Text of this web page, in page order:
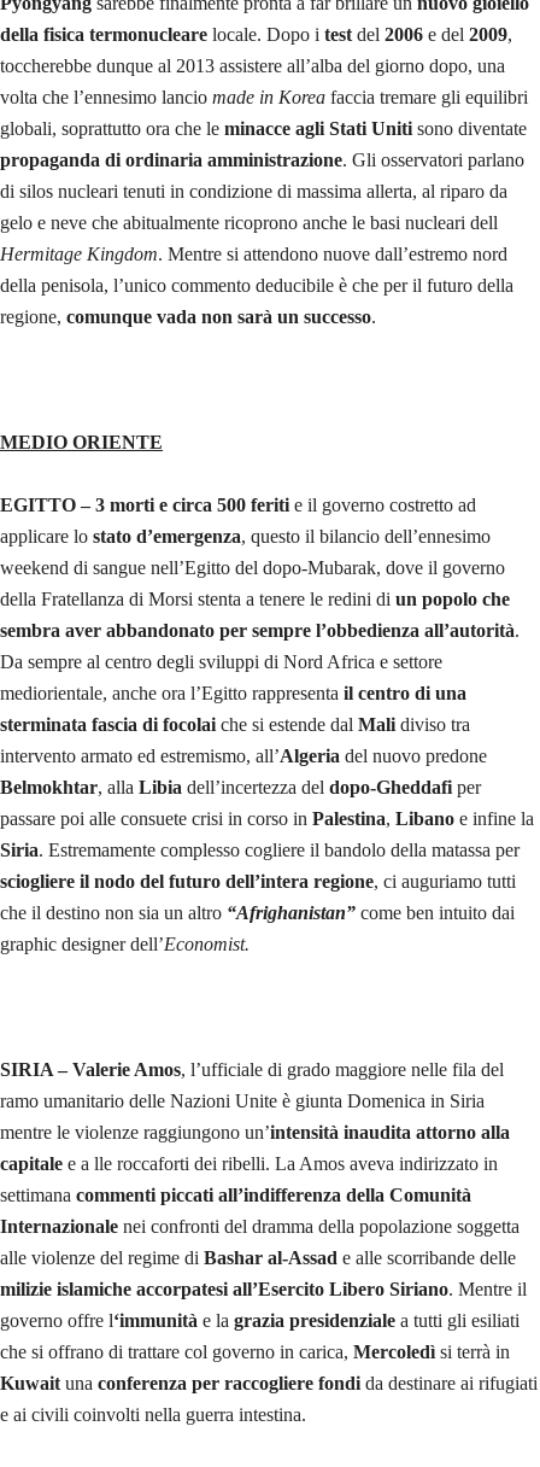
della fisica termonucleare locale. Dopo i test del 2006 e del 2009,
toccherebbe dunque al 2013 assistere all’alba del giorno dopo, una
volta che l’ennesimo lancio made in Korea faccia tremare gli equilibri
globali, soprattutto ora che le minacce agli Stati Uniti sono diventate
propaganda di ordinaria amministrazione. Gli osservatori parlano
di silos nucleari tenuti in condizione di massima allerta, al riparo da
gelo e neve che abitualmente ricoprono anche le basi nucleari dell
Hermitage Kingdom. Mentre si attendono nuove dall’estremo nord
della penisola, l’unico commento deducibile è che per il futuro della
regione, comunque vada non sarà un successo.
MEDIO ORIENTE
EGITTO – 3 morti e circa 500 feriti e il governo costretto ad
applicare lo stato d’emergenza, questo il bilancio dell’ennesimo
weekend di sangue nell’Egitto del dopo-Mubarak, dove il governo
della Fratellanza di Morsi stenta a tenere le redini di un popolo che
sembra aver abbandonato per sempre l’obbedienza all’autorità.
Da sempre al centro degli sviluppi di Nord Africa e settore
mediorientale, anche ora l’Egitto rappresenta il centro di una
sterminata fascia di focolai che si estende dal Mali diviso tra
intervento armato ed estremismo, all’Algeria del nuovo predone
Belmokhtar, alla Libia dell’incertezza del dopo-Gheddafi per
passare poi alle consuete crisi in corso in Palestina, Libano e infine la
Siria. Estremamente complesso cogliere il bandolo della matassa per
sciogliere il nodo del futuro dell’intera regione, ci auguriamo tutti
che il destino non sia un altro “Afrighanistan” come ben intuito dai
graphic designer dell’Economist.
SIRIA – Valerie Amos, l’ufficiale di grado maggiore nelle fila del
ramo umanitario delle Nazioni Unite è giunta Domenica in Siria
mentre le violenze raggiungono un’intensità inaudita attorno alla
capitale e a lle roccaforti dei ribelli. La Amos aveva indirizzato in
settimana commenti piccati all’indifferenza della Comunità
Internazionale nei confronti del dramma della popolazione soggetta
alle violenze del regime di Bashar al-Assad e alle scorribande delle
milizie islamiche accorpatesi all’Esercito Libero Siriano. Mentre il
governo offre l‘immunità e la grazia presidenziale a tutti gli esiliati
che si offrano di trattare col governo in carica, Mercoledì si terrà in
Kuwait una conferenza per raccogliere fondi da destinare ai rifugiati
e ai civili coinvolti nella guerra intestina.